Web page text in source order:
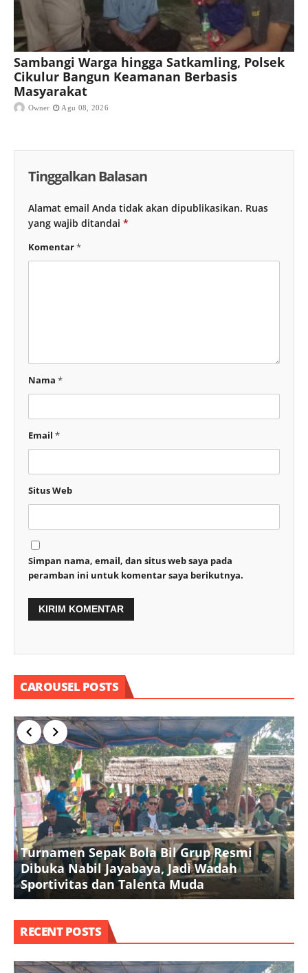
Sambangi Warga hingga Satkamling, Polsek
Cikulur Bangun Keamanan Berbasis
Masyarakat
Owner Agu 08, 2026
Tinggalkan Balasan
Alamat email Anda tidak akan dipublikasikan. Ruas
yang wajib ditandai *
Komentar*
Nama *
Email *
Situs Web
Simpan nama, email, dan situs web saya pada
peramban ini untuk komentar saya berikutnya.
CAROUSEL POSTS
Turnamen Sepak Bola Bil Grup Resmi
Dibuka Nabil Jayabaya, Jadi Wadah
Sportivitas dan Talenta Muda
RECENT POSTS